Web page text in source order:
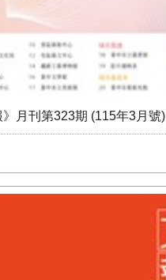
》月刊第323期 (115年3月號)